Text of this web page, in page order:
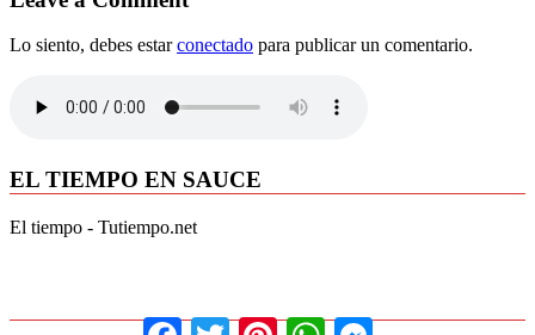
Lo siento, debes estarconectado para publicar un comentario.
EL TIEMPO EN SAUCE
El tiempo - Tutiempo.net
FacebookTwitterPinterestWhatsAppMessenger